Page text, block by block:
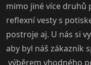
mimo jiné více druhů
reflexní vesty s
postroje aj. U nás si
aby byl náš zákazník
výběrem vhodného